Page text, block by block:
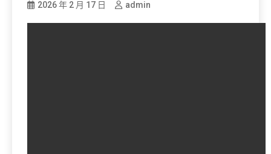
2026 年 2 月 17 日 admin